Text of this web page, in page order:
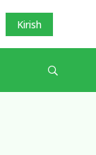
Kirish